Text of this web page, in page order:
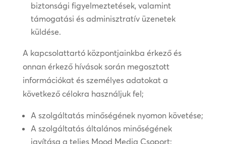
biztonsági figyelmeztetések, valamint
támogatási és adminisztratív üzenetek
küldése.
A kapcsolattartó központjainkba érkező és
onnan érkező hívások során megosztott
információkat és személyes adatokat a
következő célokra használjuk fel;
A szolgáltatás minőségének nyomon követése;
A szolgáltatás általános minőségének
javítása a teljes Mood Media Csoport;